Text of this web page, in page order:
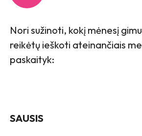
Nori sužinoti, kokį mėnesį
reikėtų ieškoti ateinančiais
paskaityk:
SAUSIS